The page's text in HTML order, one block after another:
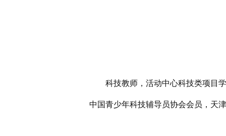
科技教师，活动中心科技类项目学
中国青少年科技辅导员协会会员，天